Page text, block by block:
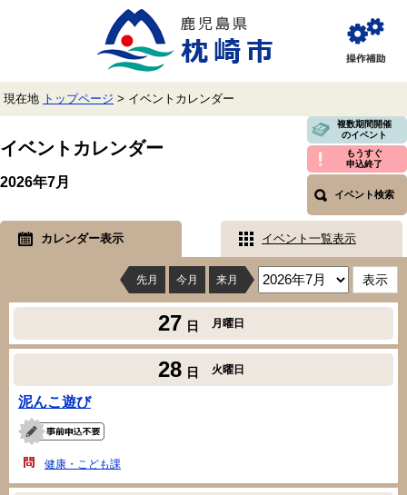
で
ば
本
へ
覧
補
現在地 トップページ > イベントカレンダー
イベントカレンダー
複数期間開催
のイベント
もうすぐ
申込終了
イベント検索
2026年7月
カレンダー表示 イベント一覧表示
先月 今月 来月
27 日 月曜日
28 日 火曜日
泥んこ遊び
健康・こども課